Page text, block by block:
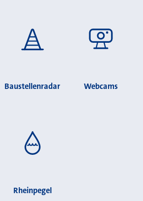
Baustellenradar Webcams
Rheinpegel